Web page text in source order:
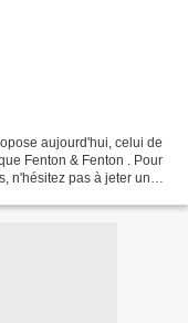
aujourd'hui, celui de
Fenton & Fenton . Pour
n'hésitez pas à jeter un